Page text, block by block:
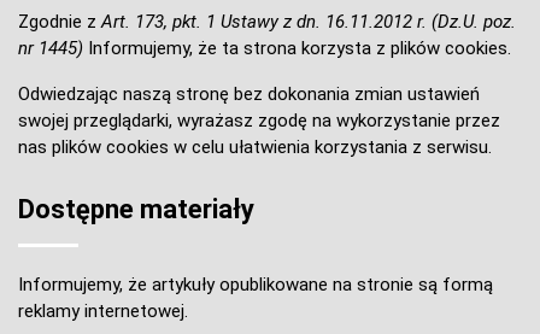
Zgodnie z Art. 173, pkt. 1 Ustawy z dn. 16.11.2012 r. (Dz.U. poz.
nr 1445) Informujemy, że ta strona korzysta z plików cookies.
Odwiedzając naszą stronę bez dokonania zmian ustawień
swojej przeglądarki, wyrażasz zgodę na wykorzystanie przez
nas plików cookies w celu ułatwienia korzystania z serwisu.
Dostępne materiały
Informujemy, że artykuły opublikowane na stronie są formą
reklamy internetowej.